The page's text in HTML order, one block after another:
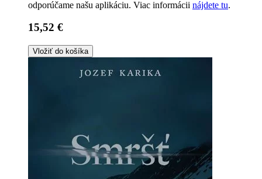
odporúčame našu aplikáciu. Viac informácii nájdete tu.
15,52 €
Vložiť do košíka